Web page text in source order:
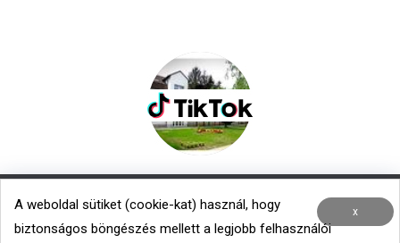
Nemzetközi kapcsolatok | Menza – Heti étlap x
A weboldal sütiket (cookie-kat) használ, hogy
biztonságos böngészés mellett a legjobb felhasználói